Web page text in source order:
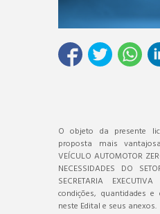
O objeto da presente
proposta mais
VEÍCULO AUTOMOTOR
NECESSIDADES DO
SECRETARIA
condições, quantidades e
neste Edital e seus anexos.